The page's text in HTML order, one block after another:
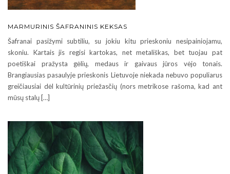
MARMURINIS ŠAFRANINIS KEKSAS
Šafranai pasižymi subtiliu, su jokiu kitu prieskoniu nesipainiojamu,
skoniu. Kartais jis regisi kartokas, net metališkas, bet tuojau pat
poetiškai pražysta gėlių, medaus ir gaivaus jūros vėjo tonais.
Brangiausias pasaulyje prieskonis Lietuvoje niekada nebuvo populiarus
greičiausiai dėl kultūrinių priežasčių (nors metrikose rašoma, kad ant
mūsų stalų […]